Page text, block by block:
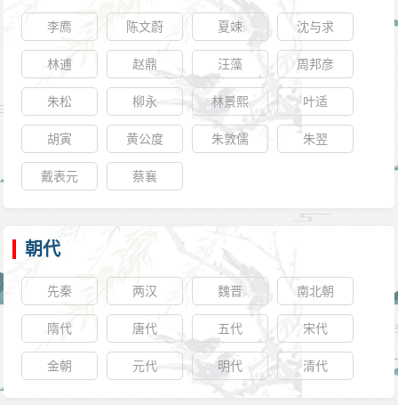
李廌 陈文蔚 夏竦 沈与求
林逋 赵鼎 汪藻 周邦彦
朱松 柳永 林景熙 叶适
胡寅 黄公度 朱敦儒 朱翌
戴表元 蔡襄
朝代
先秦 两汉 魏晋 南北朝
隋代 唐代 五代 宋代
金朝 元代 明代 清代